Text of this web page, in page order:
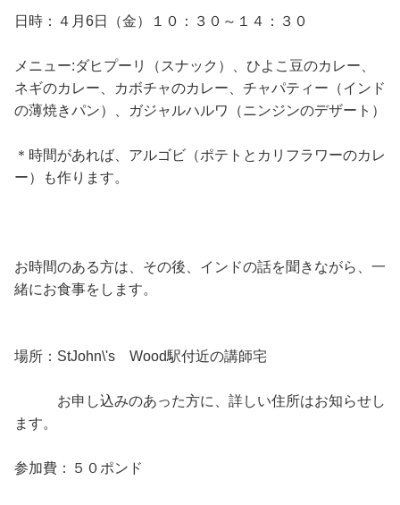
日時：４月6日（金）１０：３０～１４：３０
メニュー:ダヒプーリ（スナック）、ひよこ豆のカレー、
ネギのカレー、カボチャのカレー、チャパティー（インド
の薄焼きパン）、ガジャルハルワ（ニンジンのデザート）
＊時間があれば、アルゴビ（ポテトとカリフラワーのカレ
ー）も作ります。
お時間のある方は、その後、インドの話を聞きながら、一
緒にお食事をします。
場所：StJohn\'s Wood駅付近の講師宅
お申し込みのあった方に、詳しい住所はお知らせし
ます。
参加費：５０ポンド